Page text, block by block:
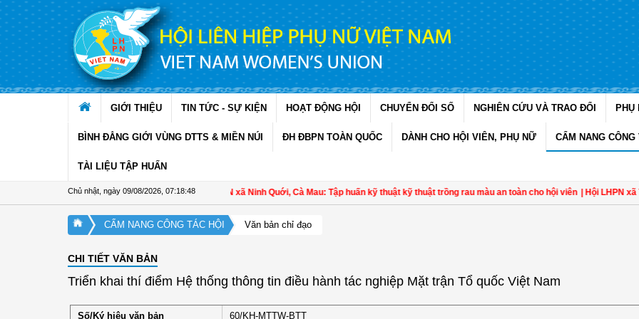
Truy cập nội dung luôn
GIỚI THIỆU TIN TỨC - SỰ KIỆN HOẠT ĐỘNG HỘI CHUYỂN ĐỔI SỐ NGHIÊN CỨU VÀ TRAO ĐỔI PHỤ
BÌNH ĐẲNG GIỚI VÙNG DTTS & MIỀN NÚI ĐH ĐBPN TOÀN QUỐC DÀNH CHO HỘI VIÊN, PHỤ NỮ CẨM NANG CÔNG
TÀI LIỆU TẬP HUẤN
Chủ nhật, ngày 09/08/2026 07:18:49Hội LHPN xã Ninh Quới, Cà Mau: Tập huấn kỹ thuật kỹ thuật trồng rau màu an toàn cho hội viên | Hội LHPN xã
CẨM NANG CÔNG TÁC HỘI Văn bản chỉ đạo
CHI TIẾT VĂN BẢN
Triển khai thí điểm Hệ thống thông tin điều hành tác nghiệp Mặt trận Tổ quốc Việt Nam
Số/Ký hiệu văn bản
60/KH-MTTW-BTT